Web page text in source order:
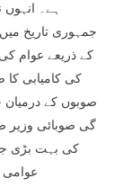
جمہوری تاریخ
کے ذریعے عوام
کی کامیابی کا
صوبوں کے درمیان
گی صوبائی وزیر
کی بہت بڑی
عوامی